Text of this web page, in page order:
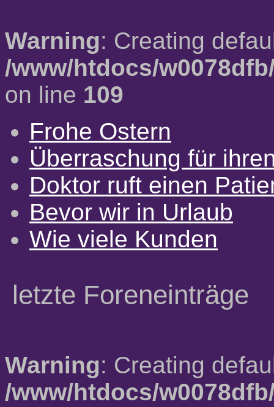
Warning: Creating
/www/htdocs/
on line 109
Frohe Ostern
Überraschung für
Doktor ruft einen
Bevor wir in Urlaub
Wie viele Kunden
letzte Foreneinträge
Warning: Creating
/www/htdocs/